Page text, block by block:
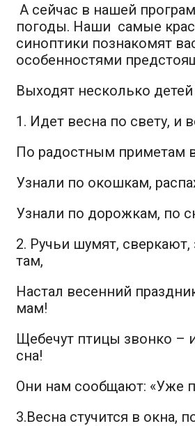
А сейчас в нашей
погоды. Наши самые
синоптики познакомят
особенностями
Выходят несколько детей
1. Идет весна по свету, и
По радостным приметам
Узнали по окошкам,
Узнали по дорожкам, по
2. Ручьи шумят, сверкают,
там,
Настал весенний
мам!
Щебечут птицы звонко –
сна!
Они нам сообщают: «Уже
3.Весна стучится в окна,